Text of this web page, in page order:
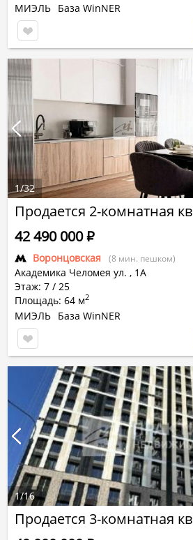
МИЭЛЬ База WinNER
Продается 2-комнатная
Воронцовская (8 мин. пешком)
Академика Челомея ул. , 1А
Этаж: 7 / 25
Площадь: 64 м2
42 490 000Р
МИЭЛЬ База WinNER
1/32
Продается 3-комнатная
1/16